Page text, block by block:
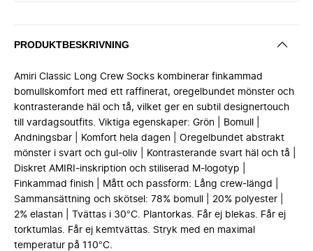
PRODUKTBESKRIVNING
Amiri Classic Long Crew Socks kombinerar finkammad
bomullskomfort med ett raffinerat, oregelbundet mönster och
kontrasterande häl och tå, vilket ger en subtil designertouch
till vardagsoutfits. Viktiga egenskaper: Grön | Bomull |
Andningsbar | Komfort hela dagen | Oregelbundet abstrakt
mönster i svart och gul-oliv | Kontrasterande svart häl och tå |
Diskret AMIRI-inskription och stiliserad M-logotyp |
Finkammad finish | Mått och passform: Lång crew-längd |
Sammansättning och skötsel: 78% bomull | 20% polyester |
2% elastan | Tvättas i 30°C. Plantorkas. Får ej blekas. Får ej
torktumlas. Får ej kemtvättas. Stryk med en maximal
temperatur på 110°C.